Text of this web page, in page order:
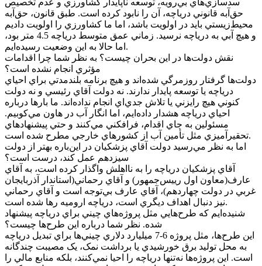
سدسازي‌هاي بي‌رويه، توسعه ناپايدار کشاورزي و عدم تخصيص
حق‌آبه قانوني درياچه، آن را نابود کرده است. طبق قانون، حق‌آبه
محيط‌زيستي بايد در اولويت باشد، اما ما کشاورزي را اولويت داديم
و هيچ آبي به درياچه نرسيد. زماني عمق متوسط درياچه 4.5 متر بود،
اما حالا به اين وضعيت رسيده‌ايم.
نقش دولت‌ها در اين بحران چيست؟ به نظر شما چرا اقدامات
مؤثري انجام نشده است؟
دولت‌ها گرفتار روزمرگي شده‌اند و هيچ برنامه بلندمدتي براي احياي
درياچه يا توسعه پايدار ندارند. نه دولت آقاي رئيسي و نه دولت
کنوني هيچ رايزني يا تلاش جدي‌اي انجام نداده‌اند. ما بارها درباره
احياي درياچه هشدار داده‌ايم، اما انگار آب در هاون مي‌کوبيم.
مسئولين به جاي اقدام، فرافکني مي‌کنند و حتي پيشنهادهاي
تحقيرآميزي مثل تأمين آب از کشورهاي خارجي مطرح شده است.
اما به نظر مي‌رسيد دولت آقاي پزشکيان در اين‌باره بهتر از دولت
سيزدهم عمل کند، درست است؟
آقاي پزشکيان درياچه را به نااهلش واگذار کرده است، به آقاي
عارف(معاون اول رييس‌جمهور) و آقاي رحماني(استاندار آذربايجان
غربي در دولت چهاردهم)،‌ آقاي عارف بي‌توجه است و آقاي رحماني
نيز دنبال اهداف ديگري است، درياچه اروميه رها شده است.
شنيده‌ايم که طرح‌هايي مثل پروژه‌هاي چيني براي درياچه پيشنهاد
شده. نظر شما درباره اين طرح‌ها چيست؟
اين طرح‌ها، مثل پروژه 6-7 ميليارد دلاري چيني‌ها براي تبديل درياچه
به محل توليد برق خورشيدي يا برداشت نمک، يک مصيبت چندگانه
است. اين پروژه‌ها نه‌تنها درياچه را احيا نمي‌کنند، بلکه منابع مالي را